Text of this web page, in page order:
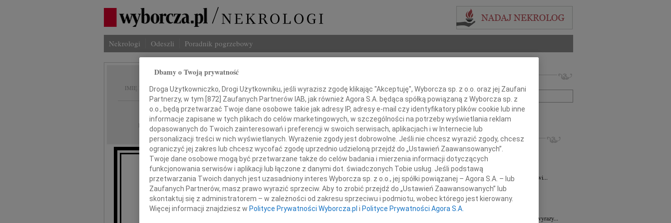
Nekrologi Odeszli Poradnik pogrzebowy
IMIĘ I NAZWISKO: Sabina Kotlarek-Haus
REGION: Wrocław
DATA EMISJI: 13.11.2009
Z wielkim żalem
przyjęliśmy wiadomość o śmierci
+ szukanie zaawansowane
INNE NEKROLOGI
Barbara Korony07.08.2026
Z głębokim żalem i smutkiem przyjęliśmy...
Lucyna Wróbel06.08.2026
Naszemu Przyjacielowi Michałowi Łuczakowi...
06.08.2026Wrocław
Annie Ciskowskiej wyrazy najgłębszego...
31.07.2026Wrocław
Panu Sędziemu Januszowi Kaspryszynowi wyrazy...
Dbamy o Twoją prywatność
Droga Użytkowniczko, Drogi Użytkowniku, jeśli wyrazisz zgodę klikając "Akceptuję", Wyborcza sp. z o.o. oraz jej Zaufani
Partnerzy, w tym [ 872 ] Zaufanych Partnerów IAB, jak również Agora S.A. będąca spółką powiązaną z Wyborcza sp. z
o.o., będą przetwarzać Twoje dane osobowe takie jak adresy IP, adresy e-mail czy identyfikatory plików cookie lub inne
informacje zapisane w tych plikach do celów marketingowych, w szczególności na potrzeby wyświetlania reklam
dopasowanych do Twoich zainteresowań i preferencji w swoich serwisach, aplikacjach i w Internecie lub
personalizacji treści w nich wyświetlanych. Wyrażenie zgody jest dobrowolne. Jeśli nie chcesz wyrazić zgody, chcesz
ograniczyć jej zakres lub chcesz wycofać zgodę uprzednio udzieloną przejdź do „Ustawień Zaawansowanych”.
Twoje dane osobowe mogą być przetwarzane także do celów badania i mierzenia informacji dotyczących
funkcjonowania serwisów i aplikacji lub łączone z danymi dot. świadczonych Tobie usług. Jeśli podstawą
przetwarzania Twoich danych jest uzasadniony interes Wyborcza sp. z o.o., jej spółki powiązanej – Agora S.A. – lub
Zaufanych Partnerów, masz prawo wyrazić sprzeciw. Aby to zrobić przejdź do „Ustawień Zaawansowanych” lub
skontaktuj się z administratorem – w zależności od zakresu sprzeciwu i podmiotu, wobec którego jest kierowany.
Więcej informacji znajdziesz w Polityce Prywatności Wyborcza.pl i Polityce Prywatności Agora S.A.